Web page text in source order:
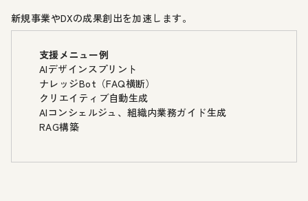
新規事業やDXの成果創出を加速します。
支援メニュー例
AIデザインスプリント
ナレッジBot（FAQ横断）
クリエイティブ自動生成
AIコンシェルジュ、組織内業務ガイド生成
RAG構築